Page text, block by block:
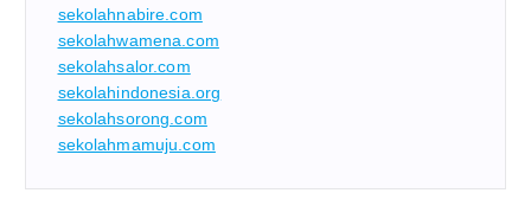
sekolahnabire.com
sekolahwamena.com
sekolahsalor.com
sekolahindonesia.org
sekolahsorong.com
sekolahmamuju.com